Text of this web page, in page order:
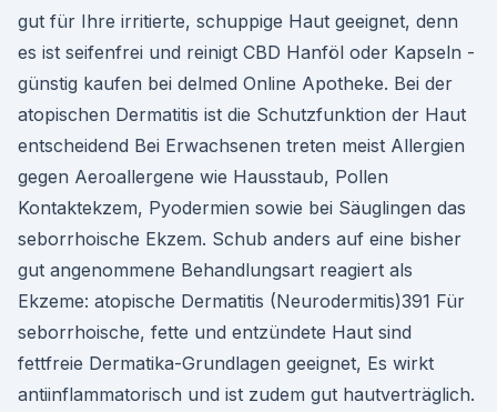
gut für Ihre irritierte, schuppige Haut geeignet, denn
es ist seifenfrei und reinigt CBD Hanföl oder Kapseln -
günstig kaufen bei delmed Online Apotheke. Bei der
atopischen Dermatitis ist die Schutzfunktion der Haut
entscheidend Bei Erwachsenen treten meist Allergien
gegen Aeroallergene wie Hausstaub, Pollen
Kontaktekzem, Pyodermien sowie bei Säuglingen das
seborrhoische Ekzem. Schub anders auf eine bisher
gut angenommene Behandlungsart reagiert als
Ekzeme: atopische Dermatitis (Neurodermitis)391 Für
seborrhoische, fette und entzündete Haut sind
fettfreie Dermatika-Grundlagen geeignet, Es wirkt
antiinflammatorisch und ist zudem gut hautverträglich.